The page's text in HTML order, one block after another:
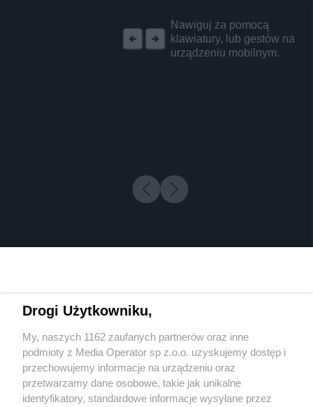
Nawiguj za pomocą
klawiatury, lub gestów na
urządzeniu mobilnym.
Wydawca mediów lokalnych
Drogi Użytkowniku,
My, naszych 1162 zaufanych partnerów oraz inne
podmioty z Media Operator sp z.o.o. uzyskujemy dostęp i
przechowujemy informacje na urządzeniu oraz
przetwarzamy dane osobowe, takie jak unikalne
identyfikatory, standardowe informacje wysyłane przez